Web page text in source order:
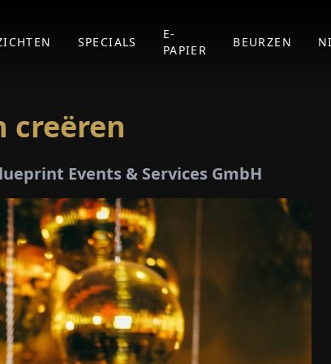
SPECIALS
E-
PAPIER
BEURZEN
creëren
Events & Services GmbH